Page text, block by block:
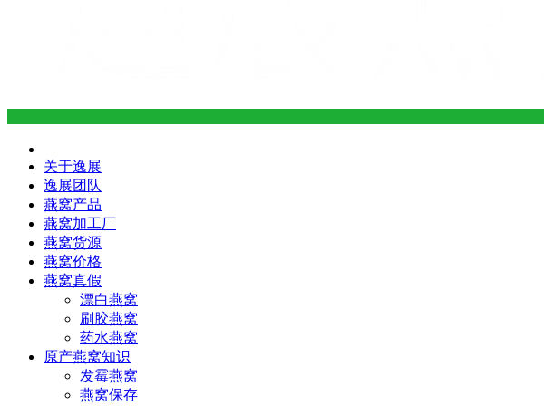
关于逸展
逸展团队
燕窝产品
燕窝加工厂
燕窝货源
燕窝价格
燕窝真假
漂白燕窝
刷胶燕窝
药水燕窝
原产燕窝知识
发霉燕窝
燕窝保存